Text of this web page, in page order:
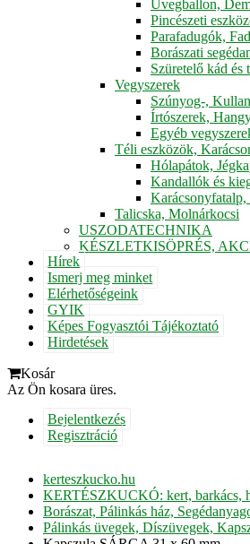
Üvegballon,
Pincészeti
Parafadugók,
Borászati
Szüretelő kád és
Vegyszerek
Szúnyog-,
Írtószerek,
Egyéb
Téli eszközök,
Hólapátok,
Kandallók és
Talicska, Molnárkocsi
USZODATECHNIKA
KÉSZLETKISÖPRÉS,
Hírek
Ismerj meg minket
Elérhetőségeink
GYIK
Képes Fogyasztói Tájékoztató
Hirdetések
Kosár
Az Ön kosara üres.
Bejelentkezés
Regisztráció
kerteszkucko.hu
KERTÉSZKUCKÓ: kert, barkács,
Borászat, Pálinkás ház,
Pálinkás üvegek, Díszüvegek,